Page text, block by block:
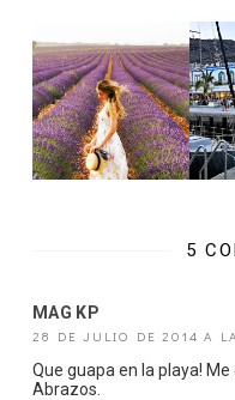
5
MAG KP
28 DE JULIO DE 2014 A
Que guapa en la playa!
Abrazos.